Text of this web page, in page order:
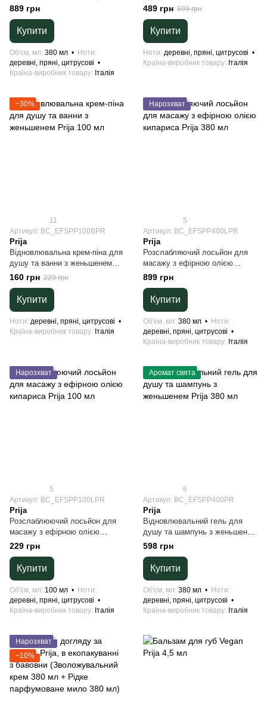
центелли азіатської Prija 380
889 грн
Купити
Об'єм, мл 380 мл
Ноти
деревні, пряні, цитрусові
Країна-виробник товару
Італія
Prija 380 мл
489 грн 699 грн
Купити
Ноти деревні, пряні, цитрусові
Країна-виробник товару
Італія
−30%
11
Артикул: BC_EFSPP100BPR
Prija
Відновлювальна крем-піна для
душу та ванни з женьшенем
Prija 100 мл
160 грн 229 грн
Купити
Ноти деревні, пряні, цитрусові
Країна-виробник товару
Італія
Нарозхват
5
Артикул: BC_EFSPP400LPR
Prija
Розслабляючий лосьйон для
масажу з ефірною олією
кипариса Prija 380 мл
899 грн
Купити
Об'єм, мл 380 мл
Ноти
деревні, пряні, цитрусові
Країна-виробник товару
Італія
Нарозхват
5
Артикул: BC_EFSPP100LPR
Prija
Розслаблюючий лосьйон для
масажу з ефірною олією
кипариса Prija 100 мл
229 грн
Купити
Об'єм, мл 100 мл
Ноти
деревні, пряні, цитрусові
Країна-виробник товару
Італія
Аромат свята
6
Артикул: BC_EFSPP400PR
Prija
Відновлювальний гель для
душу та шампунь з женьшенем
Prija 380 мл
598 грн
Купити
Об'єм, мл 380 мл
Ноти
деревні, пряні, цитрусові
Країна-виробник товару
Італія
Нарозхват
−10%